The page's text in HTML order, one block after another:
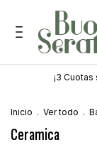
sin interés! ¡6
Inicio . Ver todo .
Ceramica